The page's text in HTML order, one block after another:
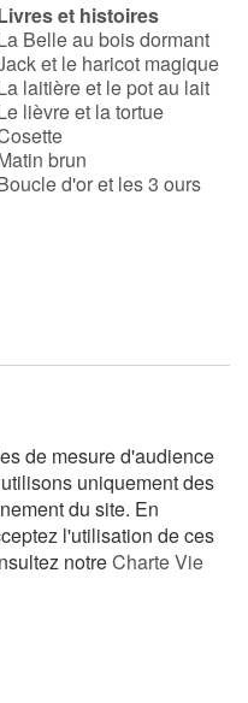
et histoires
Belle au bois dormant
et le haricot magique
laitière et le pot au lait
lièvre et la tortue
brun
d'or et les 3 ours
de mesure d'audience
uniquement des
du site. En
l'utilisation de ces
notreCharte Vie